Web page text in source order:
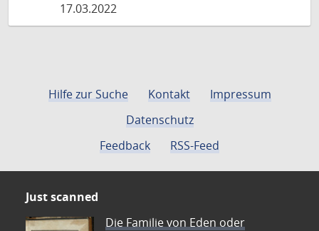
17.03.2022
Hilfe zur Suche Kontakt
Impressum
Datenschutz
Feedback
RSS-Feed
Just scanned
Die Familie von Eden oder